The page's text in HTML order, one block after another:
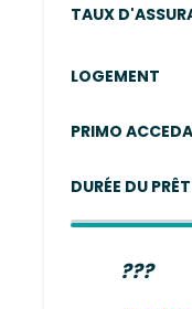
TAUX
LOGEMENT
PRIMO
Vous n'avez
DURÉE DU PRÊT
???